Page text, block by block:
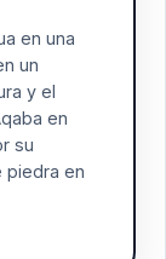
en una
un
y el
en
su
piedra en